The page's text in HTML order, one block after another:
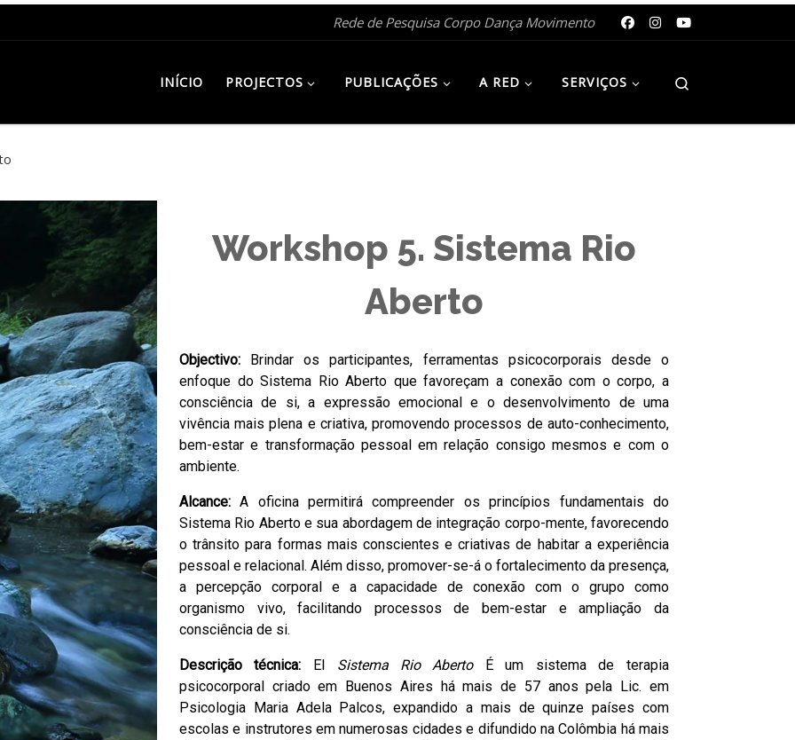
Rede de Pesquisa Corpo Dança Movimento
INÍCIO PROJECTOS PUBLICAÇÕES A RED SERVIÇOS
Workshop 5. Sistema Rio
Aberto
Objectivo:
Brindar os participantes, ferramentas psicocorporais desde o
enfoque do Sistema Rio Aberto que favoreçam a conexão com o corpo, a
consciência de si, a expressão emocional e o desenvolvimento de uma
vivência mais plena e criativa, promovendo processos de auto-conhecimento,
bem-estar e transformação pessoal em relação consigo mesmos e com o
ambiente.
Alcance:A oficina permitirá compreender os princípios fundamentais do
Sistema Rio Aberto e sua abordagem de integração corpo-mente, favorecendo
o trânsito para formas mais conscientes e criativas de habitar a experiência
pessoal e relacional. Além disso, promover-se-á o fortalecimento da presença,
a percepção corporal e a capacidade de conexão com o grupo como
organismo vivo, facilitando processos de bem-estar e ampliação da
consciência de si.
Descrição técnica: El Sistema Rio AbertoÉ um sistema de terapia
psicocorporal criado em Buenos Aires há mais de 57 anos pela Lic. em
Psicologia Maria Adela Palcos, expandido a mais de quinze países com
escolas e instrutores em numerosas cidades e difundido na Colômbia há mais